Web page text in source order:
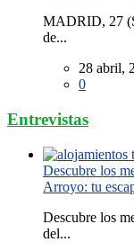
MADRID, 27
de...
28 abril,
0
Entrevistas
Descubre los
Arroyo: tu
Descubre los
del...